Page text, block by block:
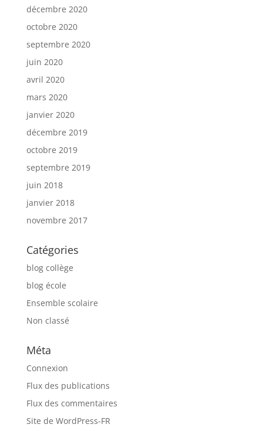
décembre 2020
octobre 2020
septembre 2020
juin 2020
avril 2020
mars 2020
janvier 2020
décembre 2019
octobre 2019
septembre 2019
juin 2018
janvier 2018
novembre 2017
Catégories
blog collège
blog école
Ensemble scolaire
Non classé
Méta
Connexion
Flux des publications
Flux des commentaires
Site de WordPress-FR